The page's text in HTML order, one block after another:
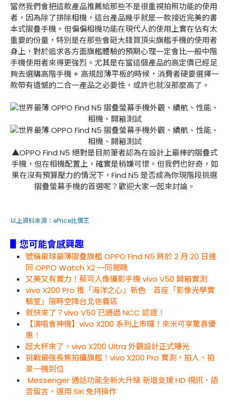
當然我們會把這款產品推薦給那些不是很重視拍照功能的使用
者，因為除了排除相機，這台產品幾乎就是一款接近完美的書
本式摺疊手機。但偏偏相機功能在現代人的使用上實在佔有太
重要的份量，特別是在那些會砸大錢買頂尖旗艦手機的使用者
身上，對於追求各方面旗艦體驗的預期心理一定會比一般中階
手機使用者來得更強烈。尤其是在當這個產品的高定價已經足
夠去選購高階手機 + 高規超薄平板的時候，消費者硬要選擇一
款帶有遺憾的二合一產品之必要性，或許也就沒那麼高了。
▲OPPO Find N5 絕對是目前筆者認為在設計上最棒的摺疊式
手機，但在相機配置上，確實是稍嫌可惜。但我們也好奇，如
果在沒有預算壓力的情況下，Find N5 是否成為你現階段挑選
摺疊螢幕手機的首選呢？歡迎大家一起來討論。
以上資料來源： ePrice比價王
▋您可能會感興趣
號稱最球最薄摺疊旗艦 OPPO Find N5 將於 2 月 20 日連
同 OPPO Watch X2 一同揭曉
又美又有實力！蔡司人像攝影手機 vivo V50 開箱實測
vivo X200 Pro 推「海洋之心」新色 首座「影像光學實
驗室」限時空降台北信義區
就快來了？vivo V50 已通過 NCC 認證！
【演唱會神機】vivo X200 系列上市囉！來米可享驚喜優
惠！
超大杯來了，vivo X200 Ultra 外觀設計正式曝光
挑戰最強長焦拍攝旗艦！vivo X200 Pro 實測，拍人、拍
景一機到位
Messenger 通話功能全新大升級 新增支援 HD 視訊、語
音留言、運用 Siri 免持操作